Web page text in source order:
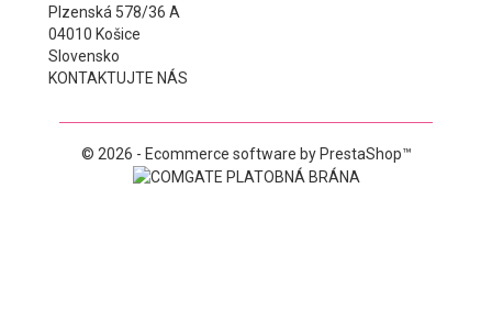
Plzenská 578/36 A
04010 Košice
Slovensko
KONTAKTUJTE NÁS
© 2026 - Ecommerce software by PrestaShop™